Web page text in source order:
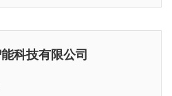
科技有限公司